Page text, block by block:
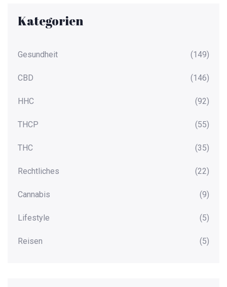
Kategorien
Gesundheit (149)
CBD (146)
HHC (92)
THCP (55)
THC (35)
Rechtliches (22)
Cannabis (9)
Lifestyle (5)
Reisen (5)